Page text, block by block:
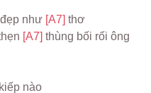
như [A7] thơ
[A7]
nào